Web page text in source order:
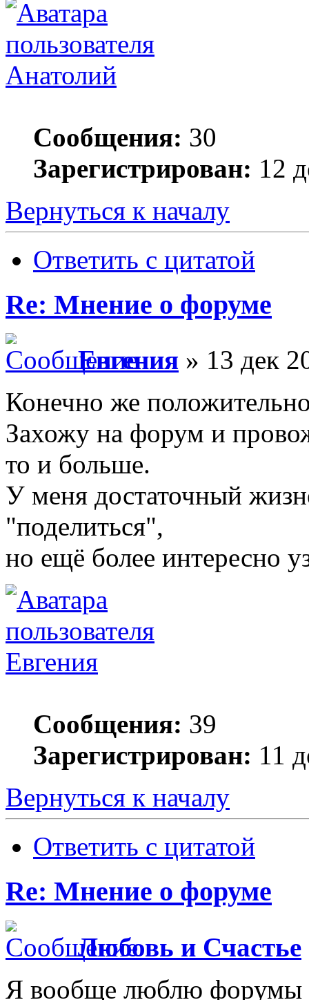
Анатолий
Сообщения: 30
Зарегистрирован: 12
Вернуться к началу
Ответить с цитатой
Re: Мнение о форуме
Евгения » 13 дек
Конечно же
Захожу на форум и
то и больше.
У меня достаточный
"поделиться",
но ещё более интересно
Евгения
Сообщения: 39
Зарегистрирован: 11
Вернуться к началу
Ответить с цитатой
Re: Мнение о форуме
Любовь и Счастье
Я вообще люблю форумы